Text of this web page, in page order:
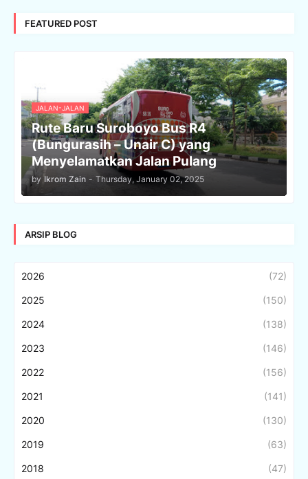
FEATURED POST
JALAN-JALAN
Rute Baru Suroboyo Bus R4
(Bungurasih – Unair C) yang
Menyelamatkan Jalan Pulang
by Ikrom Zain - Thursday, January 02, 2025
ARSIP BLOG
2026 (72)
2025 (150)
2024 (138)
2023 (146)
2022 (156)
2021 (141)
2020 (130)
2019 (63)
2018 (47)